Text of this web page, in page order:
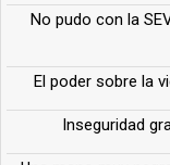
No pudo con la
El poder sobre la
Inseguridad